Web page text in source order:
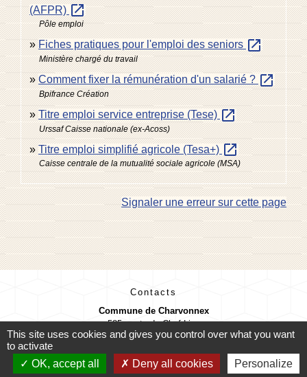
(AFPR) open_in_new
Pôle emploi
Fiches pratiques pour l'emploi des seniors open_in_new
Ministère chargé du travail
Comment fixer la rémunération d'un salarié ? open_in_new
Bpifrance Création
Titre emploi service entreprise (Tese) open_in_new
Urssaf Caisse nationale (ex-Acoss)
Titre emploi simplifié agricole (Tesa+) open_in_new
Caisse centrale de la mutualité sociale agricole (MSA)
Signaler une erreur sur cette page
Contacts
Commune de Charvonnex
585, route du Chef-Lieu
74370 Charvonnex - FRANCE
Contact par formulaire
This site uses cookies and gives you control over what you want
to activate
OK, accept all
Deny all cookies Personalize